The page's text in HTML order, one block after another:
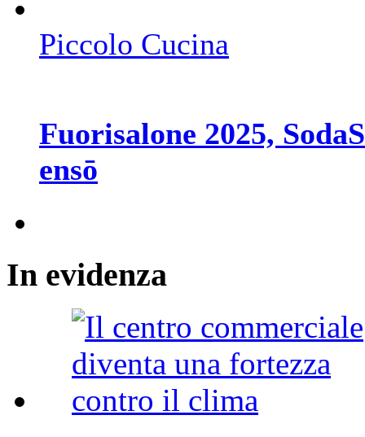
Piccolo Cucina
Fuorisalone 2025,
ensō
In evidenza